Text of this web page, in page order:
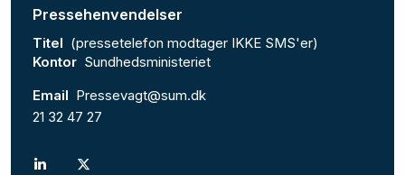
Pressehenvendelser
Titel (pressetelefon modtager IKKE SMS'er)
Kontor Sundhedsministeriet
Email Pressevagt@sum.dk
21 32 47 27